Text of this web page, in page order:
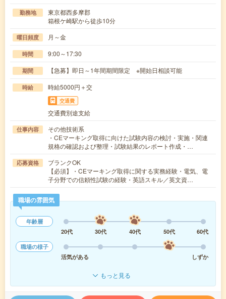
勤務地
東京都西多摩郡
箱根ケ崎駅から徒歩10分
曜日頻度 月～金
時間 9:00～17:30
期間 【急募】即日～1年間期間限定 ※開始日相談可能
時給 時給5000円＋交
交通費
交通費別途支給
仕事内容
その他技術系
・CEマーキング取得に向けた試験内容の検討・実施・関連
規格の確認および整理・試験結果のレポート作成・…
応募資格
ブランクOK
【必須】・CEマーキング取得に関する実務経験・電気、電
子分野での信頼性試験の経験・英語スキル／英文資…
職場の雰囲気
年齢層
20代
30代 40代 50代
60代
職場の様子
活気がある
しずか
もっと見る